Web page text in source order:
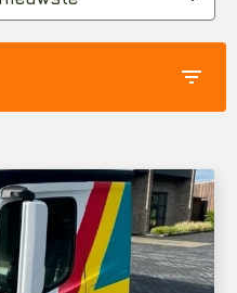
filter_list